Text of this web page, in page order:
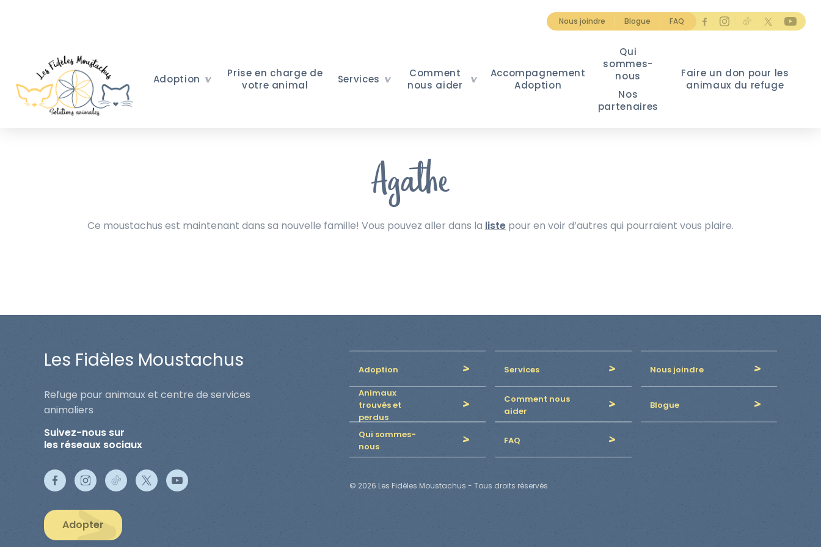
Nous joindre Blogue FAQ
Adoption
Prise en charge de
votre animal
Services
Comment
nous aider
Accompagnement
Adoption
Qui
sommes-
nous
Nos
partenaires
Faire un don pour les
animaux du refuge
Agathe
Ce moustachus est maintenant dans sa nouvelle famille! Vous pouvez aller dans la liste pour en voir d’autres qui pourraient vous plaire.
Les Fidèles Moustachus
Refuge pour animaux et centre de services
animaliers
Suivez-nous sur
les réseaux sociaux
Adopter
Adoption Services
Nous joindre
Animaux
trouvés et
perdus
Comment nous
aider
Blogue
Qui sommes-
nous
FAQ
© 2026 Les Fidèles Moustachus - Tous droits réservés.